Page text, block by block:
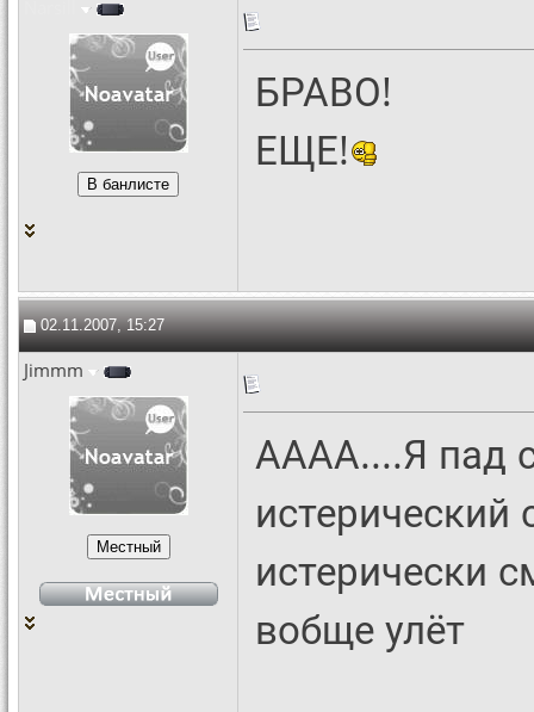
БРАВО!
ЕЩЕ!
02.11.2007, 15:27
Jimmm
АААА....Я пад
истерически
вобще улёт